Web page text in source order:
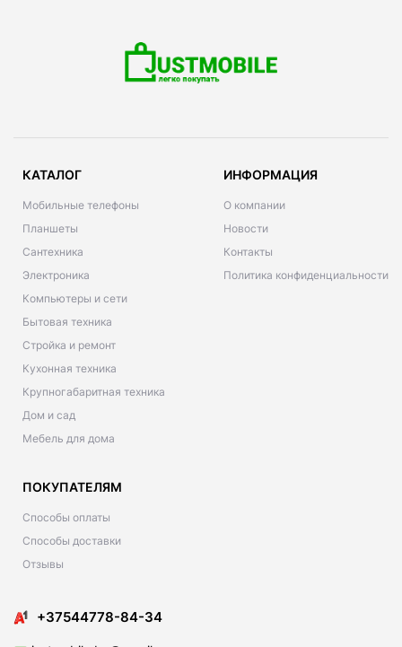
КАТАЛОГ
Мобильные телефоны
Планшеты
Сантехника
Электроника
Компьютеры и сети
Бытовая техника
Стройка и ремонт
Кухонная техника
Крупногабаритная техника
Дом и сад
Мебель для дома
ИНФОРМАЦИЯ
О компании
Новости
Контакты
Политика конфиденциальности
ПОКУПАТЕЛЯМ
Способы оплаты
Способы доставки
Отзывы
+37544778-84-34